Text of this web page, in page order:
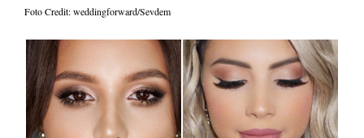
Foto Credit: weddingforward/Sevdem